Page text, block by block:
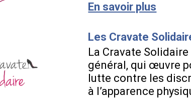
En savoir plus
Les Cravate
La Cravate
général, qui œuvre
lutte contre les
à l’apparence